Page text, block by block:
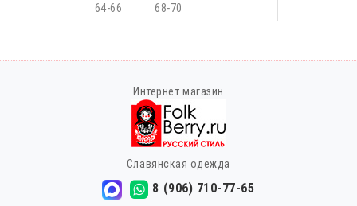
64-66
68-70
Интернет магазин
Славянская одежда
8 (906) 710-77-65